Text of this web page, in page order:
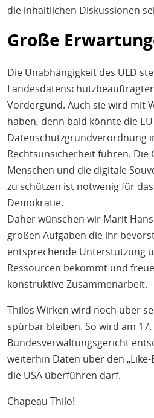
die inhaltlichen Diskussionen
Große
Die Unabhängigkeit des ULD
Vordergund. Auch sie wird mit
haben, denn bald könnte die
Datenschutzgrundverordnung
Rechtsunsicherheit führen. Die
Menschen und die digitale
zu schützen ist notwenig für
Demokratie.
Daher wünschen wir Marit
großen Aufgaben die ihr
entsprechende Unterstützung
Ressourcen bekommt und
konstruktive Zusammenarbeit.
Thilos Wirken wird noch über
spürbar bleiben. So wird am
Bundesverwaltungsgericht
weiterhin Daten über den
die USA überführen darf.
Chapeau Thilo!